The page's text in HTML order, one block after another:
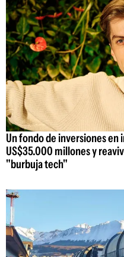
Un fondo de inversiones
US$35.000 millones y
"burbuja tech"